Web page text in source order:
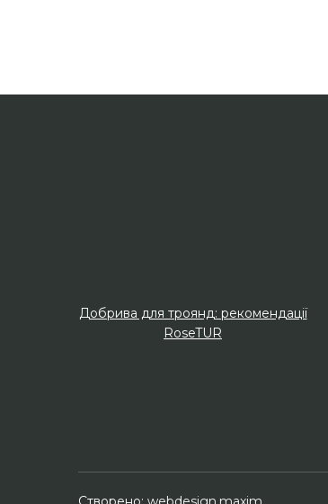
Добрива для троянд: рекомендації
RoseTUR